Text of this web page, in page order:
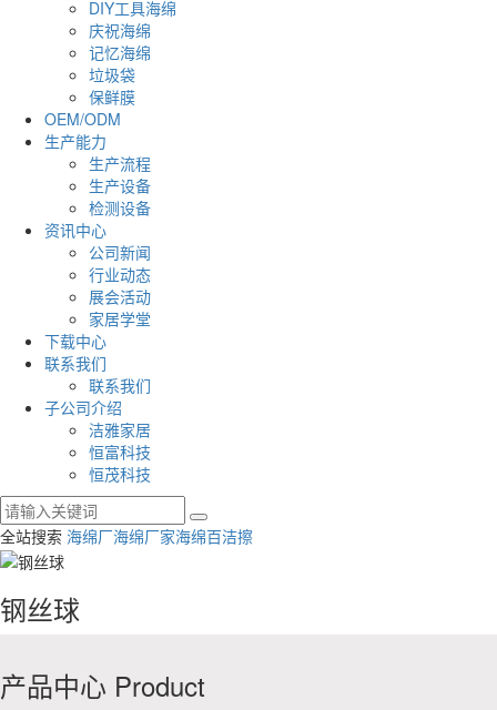
DIY工具海绵
庆祝海绵
记忆海绵
垃圾袋
保鲜膜
OEM/ODM
生产能力
生产流程
生产设备
检测设备
资讯中心
公司新闻
行业动态
展会活动
家居学堂
下载中心
联系我们
联系我们
子公司介绍
洁雅家居
恒富科技
恒茂科技
全站搜索 海绵厂海绵厂家海绵百洁擦
钢丝球
产品中心 Product